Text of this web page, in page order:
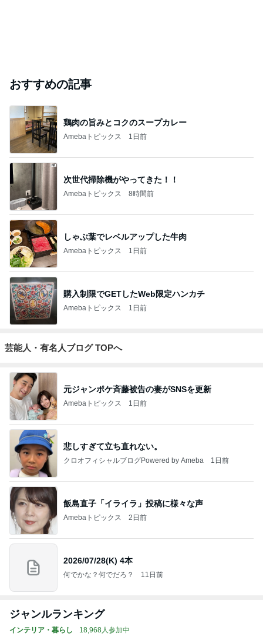
おすすめの記事
鶏肉の旨みとコクのスープカレー
Amebaトピックス 1日前
次世代掃除機がやってきた！！
Amebaトピックス 8時間前
しゃぶ葉でレベルアップした牛肉
Amebaトピックス 1日前
購入制限でGETしたWeb限定ハンカチ
Amebaトピックス 1日前
芸能人・有名人ブログ TOPへ
元ジャンポケ斉藤被告の妻がSNSを更新
Amebaトピックス 1日前
悲しすぎて立ち直れない。
クロオフィシャルブログPowered by Ameba 1日前
飯島直子「イライラ」投稿に様々な声
Amebaトピックス 2日前
2026/07/28(K) 4本
何でかな？何でだろ？ 11日前
ジャンルランキング
インテリア・暮らし 18,968人参加中